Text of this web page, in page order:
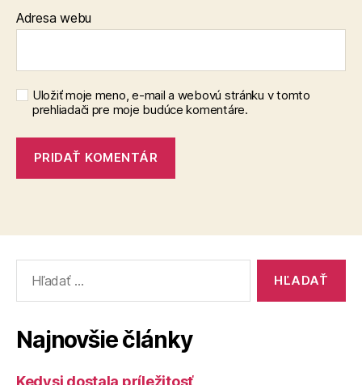
Adresa webu
Uložiť moje meno, e-mail a webovú stránku v tomto
prehliadači pre moje budúce komentáre.
Najnovšie články
Kedysi dostala príležitosť